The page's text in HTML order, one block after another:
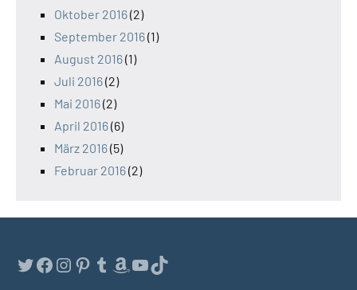
Oktober 2016(2)
September 2016(1)
August 2016(1)
Juli 2016(2)
Mai 2016(2)
April 2016(6)
März 2016(5)
Februar 2016(2)
Twitter
Facebook
Instagram
Pinterest
Tumblr
Amazon
YouTube
TikTok